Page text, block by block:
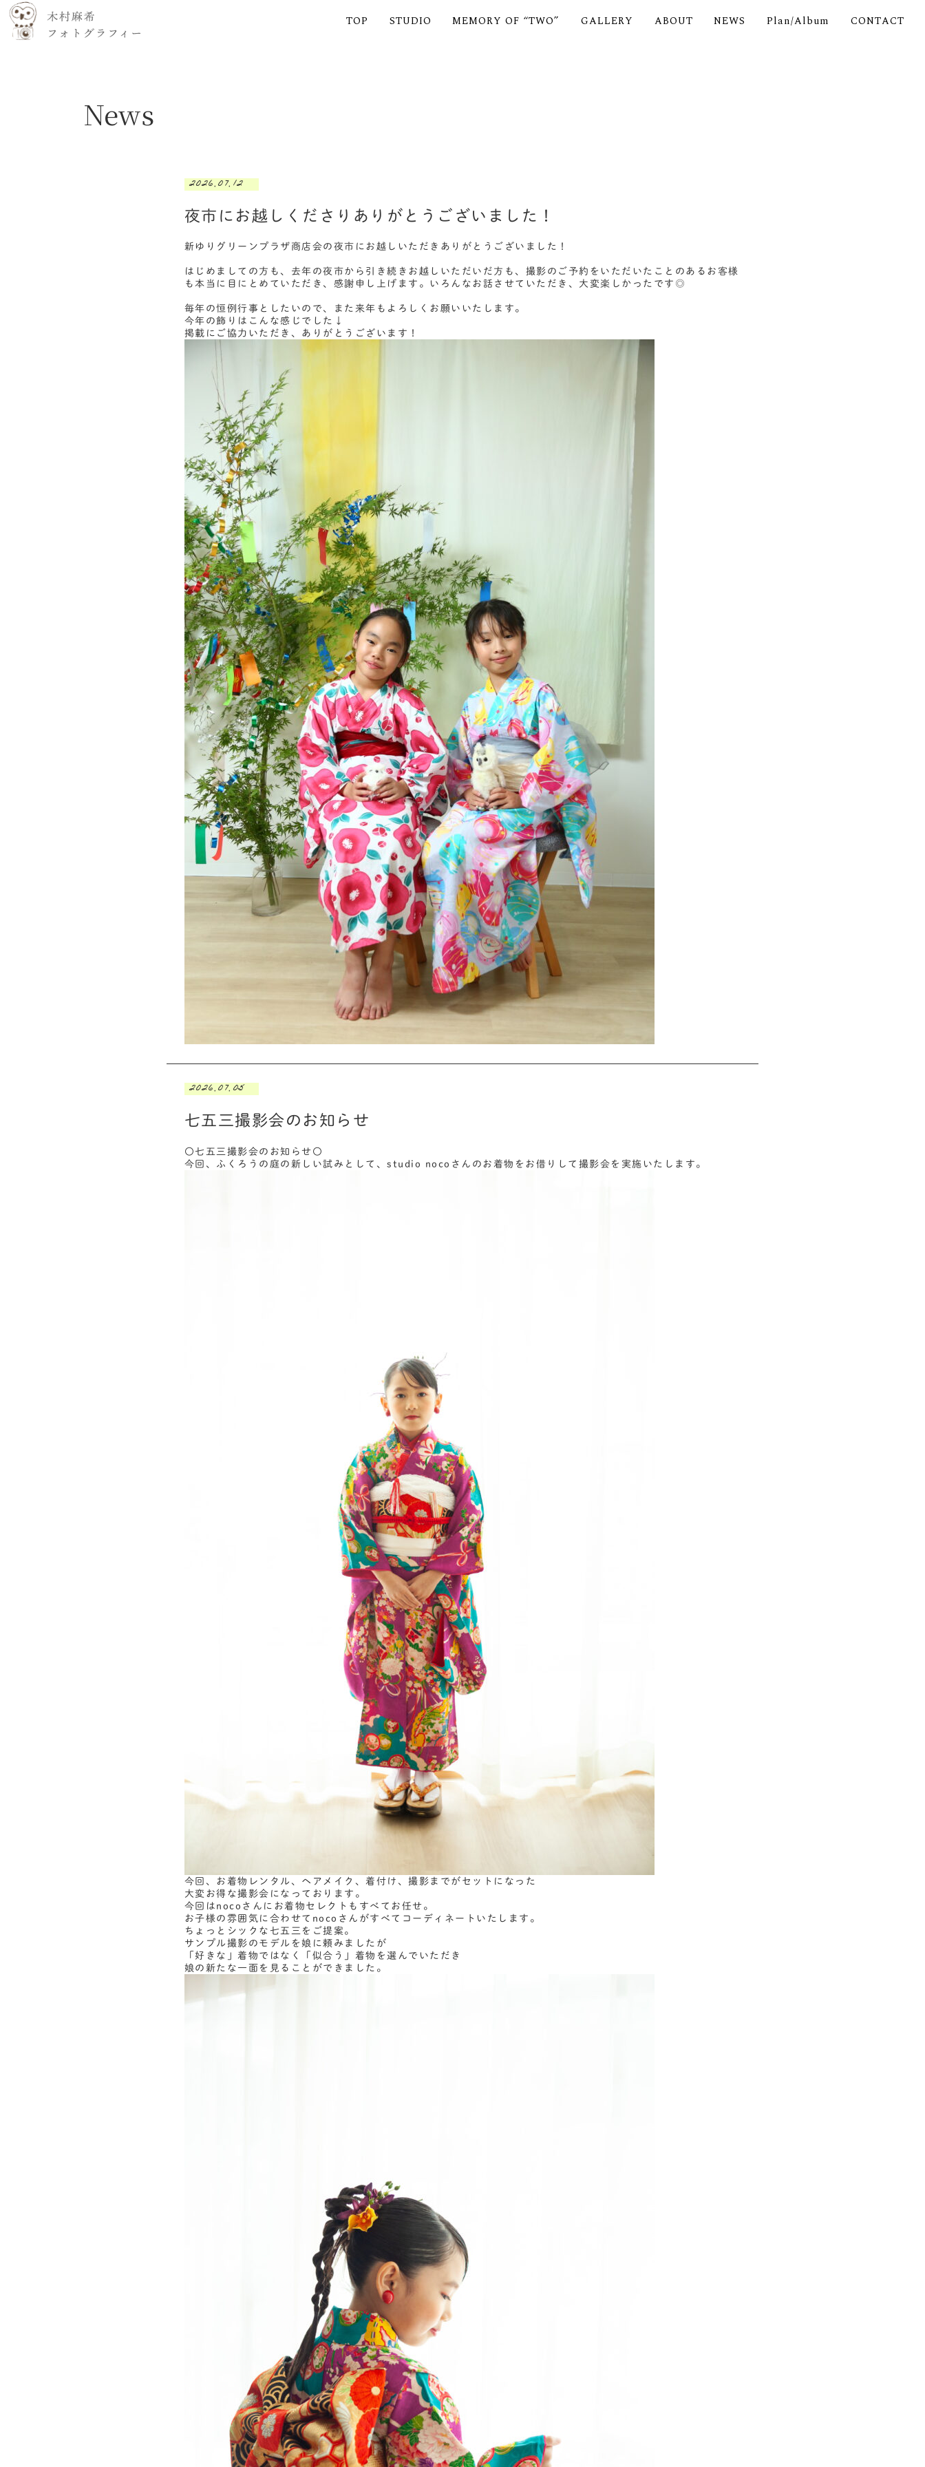
TOP STUDIO MEMORY OF “TWO” GALLERY ABOUT NEWS Plan/Album CONTACT
News
2026.07.12
夜市にお越しくださりありがとうございました！
新ゆりグリーンプラザ商店会の夜市にお越しいただきありがとうございました！
はじめましての方も、去年の夜市から引き続きお越しいただいだ方も、撮影のご予約をいただいたことのあるお客様
も本当に目にとめていただき、感謝申し上げます。いろんなお話させていただき、大変楽しかったです◎
毎年の恒例行事としたいので、また来年もよろしくお願いいたします。
今年の飾りはこんな感じでした↓
掲載にご協力いただき、ありがとうございます！
2026.07.05
七五三撮影会のお知らせ
〇七五三撮影会のお知らせ〇
今回、ふくろうの庭の新しい試みとして、studio nocoさんのお着物をお借りして撮影会を実施いたします。
今回、お着物レンタル、ヘアメイク、着付け、撮影までがセットになった
大変お得な撮影会になっております。
今回はnocoさんにお着物セレクトもすべてお任せ。
お子様の雰囲気に合わせてnocoさんがすべてコーディネートいたします。
ちょっとシックな七五三をご提案。
サンプル撮影のモデルを娘に頼みましたが
「好きな」着物ではなく「似合う」着物を選んでいただき
娘の新たな一面を見ることができました。